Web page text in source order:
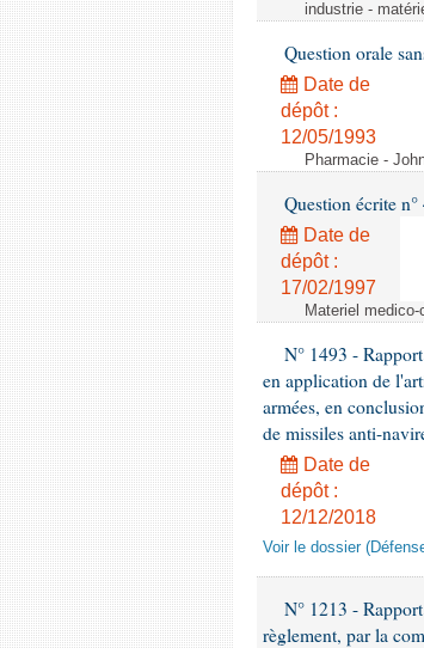
industrie -
Question orale
Date de
dépôt :
12/05/1993
Pharmacie -
Question écrite
Date de
dépôt :
17/02/1997
Materiel
N° 1493 -
en application de
armées, en
de missiles anti-
Date de
dépôt :
12/12/2018
Voir le dossier
N° 1213 -
règlement, par la